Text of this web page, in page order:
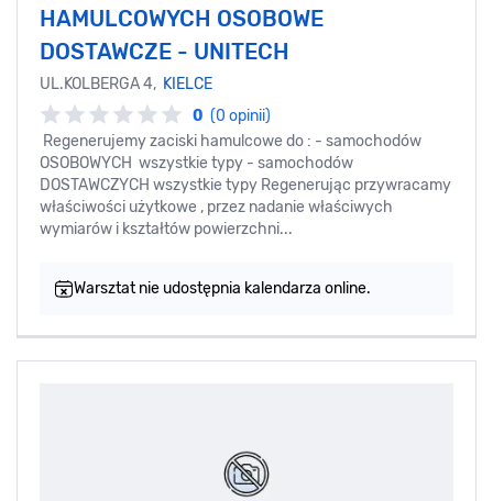
HAMULCOWYCH OSOBOWE
DOSTAWCZE - UNITECH
UL.KOLBERGA 4, KIELCE
0 (0 opinii)
Regenerujemy zaciski hamulcowe do : - samochodów
OSOBOWYCH wszystkie typy - samochodów
DOSTAWCZYCH wszystkie typy Regenerując przywracamy
właściwości użytkowe , przez nadanie właściwych
wymiarów i kształtów powierzchni...
Warsztat nie udostępnia kalendarza online.